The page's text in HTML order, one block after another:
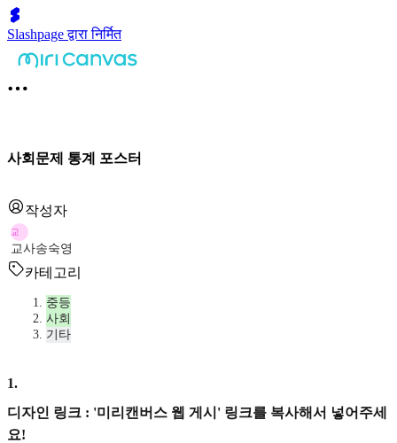
Slashpage द्वारा निर्मित
사회문제 통계 포스터
작성자
교
교사송숙영
카테고리
중등
사회
기타
1.
디자인 링크 : '미리캔버스 웹 게시' 링크를 복사해서 넣어주세
요!